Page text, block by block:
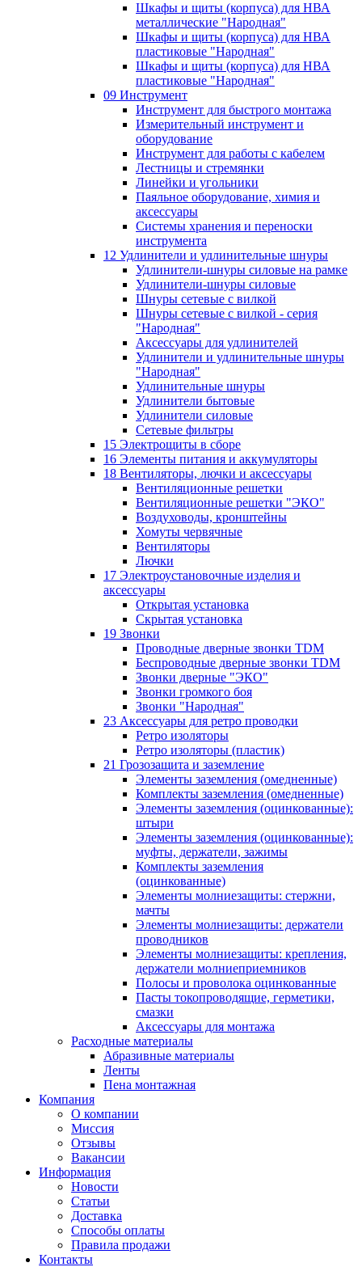
Шкафы и щиты (корпуса) для НВА
металлические "Народная"
Шкафы и щиты (корпуса) для НВА
пластиковые "Народная"
Шкафы и щиты (корпуса) для НВА
пластиковые "Народная"
09 Инструмент
Инструмент для быстрого монтажа
Измерительный инструмент и
оборудование
Инструмент для работы с кабелем
Лестницы и стремянки
Линейки и угольники
Паяльное оборудование, химия и
аксессуары
Системы хранения и переноски
инструмента
12 Удлинители и удлинительные шнуры
Удлинители-шнуры силовые на рамке
Удлинители-шнуры силовые
Шнуры сетевые с вилкой
Шнуры сетевые с вилкой - серия
"Народная"
Аксессуары для удлинителей
Удлинители и удлинительные шнуры
"Народная"
Удлинительные шнуры
Удлинители бытовые
Удлинители силовые
Сетевые фильтры
15 Электрощиты в сборе
16 Элементы питания и аккумуляторы
18 Вентиляторы, лючки и аксессуары
Вентиляционные решетки
Вентиляционные решетки "ЭКО"
Воздуховоды, кронштейны
Хомуты червячные
Вентиляторы
Лючки
17 Электроустановочные изделия и
аксессуары
Открытая установка
Скрытая установка
19 Звонки
Проводные дверные звонки TDM
Беспроводные дверные звонки TDM
Звонки дверные "ЭКО"
Звонки громкого боя
Звонки "Народная"
23 Аксессуары для ретро проводки
Ретро изоляторы
Ретро изоляторы (пластик)
21 Грозозащита и заземление
Элементы заземления (омедненные)
Комплекты заземления (омедненные)
Элементы заземления (оцинкованные):
штыри
Элементы заземления (оцинкованные):
муфты, держатели, зажимы
Комплекты заземления
(оцинкованные)
Элементы молниезащиты: стержни,
мачты
Элементы молниезащиты: держатели
проводников
Элементы молниезащиты: крепления,
держатели молниеприемников
Полосы и проволока оцинкованные
Пасты токопроводящие, герметики,
смазки
Аксессуары для монтажа
Расходные материалы
Абразивные материалы
Ленты
Пена монтажная
Компания
О компании
Миссия
Отзывы
Вакансии
Информация
Новости
Статьи
Доставка
Способы оплаты
Правила продажи
Контакты